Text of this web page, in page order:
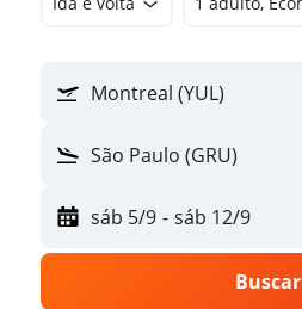
Montreal (YUL)
São Paulo (GRU)
sáb 5/9 - sáb 12/9
Buscar